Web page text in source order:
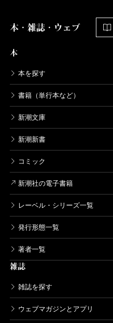
本・雑誌・ウェブ
本
本を探す
書籍（単行本など）
新潮文庫
新潮新書
コミック
新潮社の電子書籍
レーベル・シリーズ一覧
発行形態一覧
著者一覧
雑誌
雑誌を探す
ウェブマガジンとアプリ